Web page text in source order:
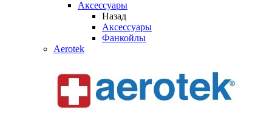
Аксессуары
Назад
Аксессуары
Фанкойлы
Aerotek